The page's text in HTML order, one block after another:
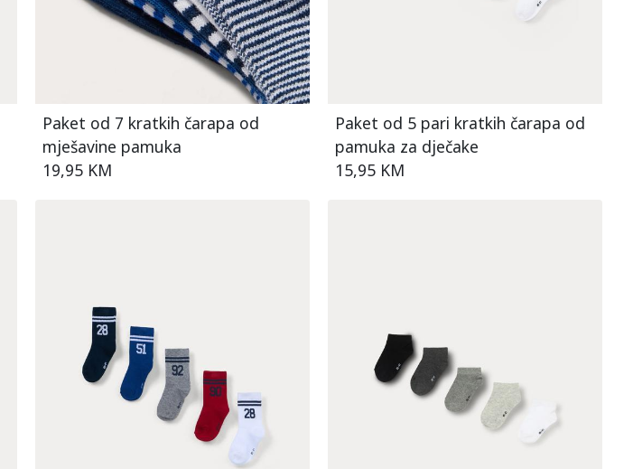
Paket od 7 kratkih čarapa od
mješavine pamuka
19,95 KM
Paket od 5 pari kratkih čarapa od
pamuka za dječake
15,95 KM